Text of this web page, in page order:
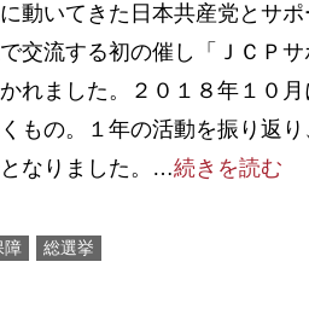
動いてきた日本共産党とサ
交流する初の催し「ＪＣＰ
れました。２０１８年１０
もの。１年の活動を振り返
なりました。…続きを読む
障 総選挙